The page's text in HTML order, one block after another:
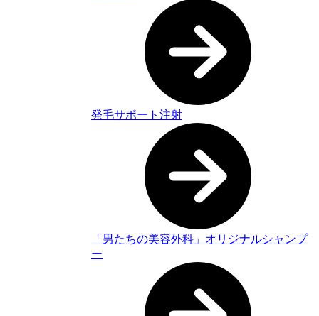
発毛サポート注射
「男たちの美容外科」オリジナルシャンプ
ー